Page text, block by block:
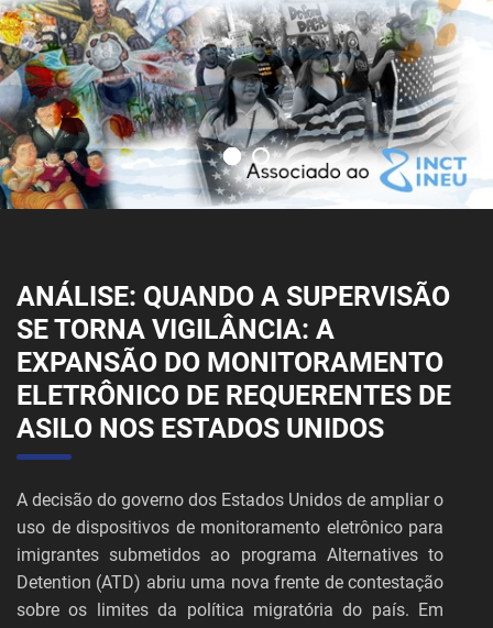
ANÁLISE: QUANDO A SUPERVISÃO
SE TORNA VIGILÂNCIA: A
EXPANSÃO DO MONITORAMENTO
ELETRÔNICO DE REQUERENTES DE
ASILO NOS ESTADOS UNIDOS
A decisão do governo dos Estados Unidos de ampliar o
uso de dispositivos de monitoramento eletrônico para
imigrantes submetidos ao programa Alternatives to
Detention (ATD) abriu uma nova frente de contestação
sobre os limites da política migratória do país. Em